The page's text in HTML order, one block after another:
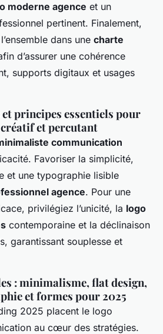
moderne agence et un
pertinent. Finalement,
dans une charte
d’assurer une cohérence
supports digitaux et usages
principes essentiels pour
et percutant
communication
Favoriser la simplicité,
et une typographie lisible
agence. Pour une
privilégiez l’unicité, la logo
contemporaine et la déclinaison
garantissant souplesse et
: minimalisme, flat design,
et formes pour 2025
2025 placent le logo
au cœur des stratégies.